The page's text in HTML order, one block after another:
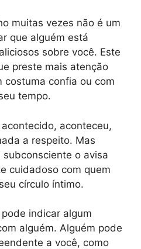
muitas vezes não é um
que alguém está
sobre você. Este
preste mais atenção
costuma confia ou com
tempo.
aconteceu,
a respeito. Mas
o avisa
cuidadoso com quem
círculo íntimo.
indicar algum
alguém. Alguém pode
a você, como